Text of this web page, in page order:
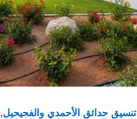
تنسيق حدائق الأحمدي والفحيحيل,